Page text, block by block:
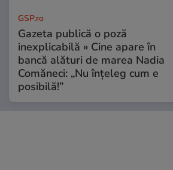
GSP.ro
Gazeta publică o poză
inexplicabilă » Cine apare în
bancă alături de marea Nadia
Comăneci: „Nu înțeleg cum e
posibilă!”